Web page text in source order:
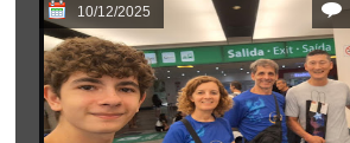
10/12/2025